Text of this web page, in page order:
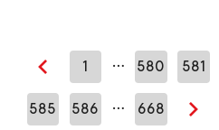
Edellinen sivu
1 … 580 581
585 586 … 668